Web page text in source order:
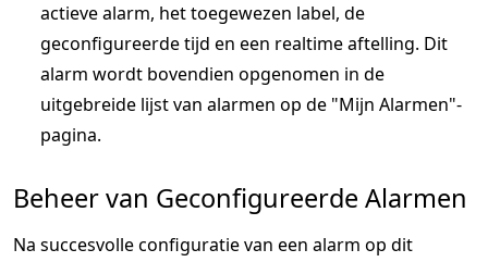
actieve alarm, het toegewezen label, de
geconfigureerde tijd en een realtime aftelling. Dit
alarm wordt bovendien opgenomen in de
uitgebreide lijst van alarmen op de "Mijn Alarmen"-
pagina.
Beheer van Geconfigureerde Alarmen
Na succesvolle configuratie van een alarm op dit